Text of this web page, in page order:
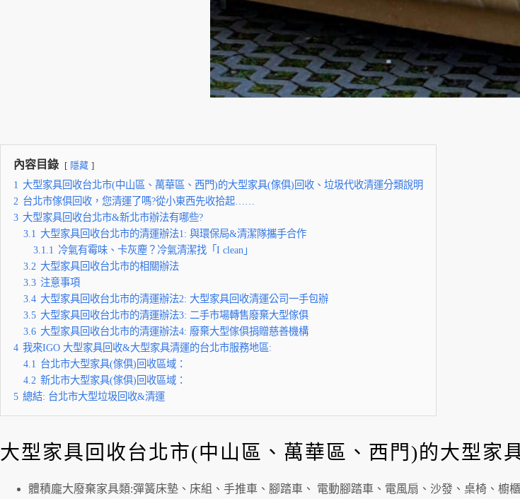
內容目錄 隱藏
1 大型家具回收台北市(中山區、萬華區、西門)的大型家具(傢俱)回收、垃圾代收清運分類說明
2 台北市傢俱回收，您清運了嗎?從小東西先收拾起……
3 大型家具回收台北市&新北市辦法有哪些?
3.1 大型家具回收台北市的清運辦法1: 與環保局&清潔隊攜手合作
3.1.1 冷氣有霉味、卡灰塵？冷氣清潔找「I clean」
3.2 大型家具回收台北市的相關辦法
3.3 注意事項
3.4 大型家具回收台北市的清運辦法2: 大型家具回收清運公司一手包辦
3.5 大型家具回收台北市的清運辦法3: 二手市場轉售廢棄大型傢俱
3.6 大型家具回收台北市的清運辦法4: 廢棄大型傢俱捐贈慈善機構
4 我來IGO 大型家具回收&大型家具清運的台北市服務地區:
4.1 台北市大型家具(傢俱)回收區域：
4.2 新北市大型家具(傢俱)回收區域：
5 總結: 台北市大型垃圾回收&清運
大型家具回收台北市(中山區、萬華區、西門)的大型家
體積龐大廢棄家具類:彈簧床墊、床組、手推車、腳踏車、 電動腳踏車、電風扇、沙發、桌椅、櫥